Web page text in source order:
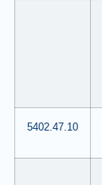
5402.47.10